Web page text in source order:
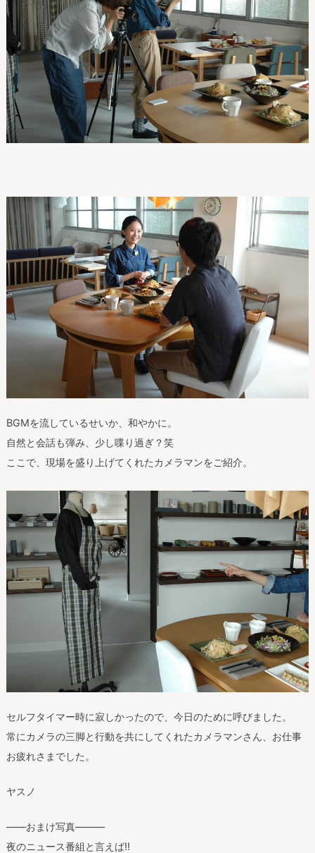
BGMを流しているせいか、和やかに。
自然と会話も弾み、少し喋り過ぎ？笑
ここで、現場を盛り上げてくれたカメラマンをご紹介。
セルフタイマー時に寂しかったので、今日のために呼びました。
常にカメラの三脚と行動を共にしてくれたカメラマンさん、お仕事
お疲れさまでした。
ヤスノ
——おまけ写真———
夜のニュース番組と言えば!!